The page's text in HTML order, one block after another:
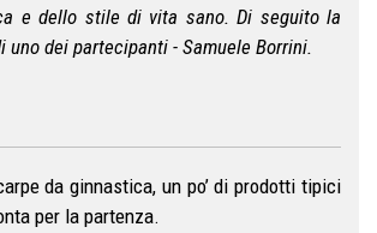
e dello stile di vita sano. Di seguito la
uno dei partecipanti - Samuele Borrini.
da ginnastica, un po’ di prodotti tipici
per la partenza.